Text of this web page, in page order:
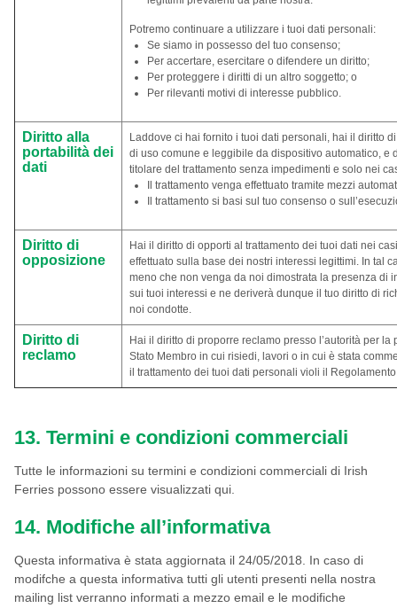
Potremo continuare a utilizzare i tuoi dati personali:
Se siamo in possesso del tuo consenso;
Per accertare, esercitare o difendere un diritto;
Per proteggere i diritti di un altro soggetto; o
Per rilevanti motivi di interesse pubblico.
Diritto alla
portabilità dei
dati
Laddove ci hai fornito i tuoi dati personali, hai il diritto
di uso comune e leggibile da dispositivo automatico, e
titolare del trattamento senza impedimenti e solo nei
Il trattamento venga effettuato tramite mezzi
Il trattamento si basi sul tuo consenso o
Diritto di
opposizione
Hai il diritto di opporti al trattamento dei tuoi dati nei
effettuato sulla base dei nostri interessi legittimi. In tal
meno che non venga da noi dimostrata la presenza di
sui tuoi interessi e ne deriverà dunque il tuo diritto di
noi condotte.
Diritto di
reclamo
Hai il diritto di proporre reclamo presso l’autorità per
Stato Membro in cui risiedi, lavori o in cui è stata
il trattamento dei tuoi dati personali violi il
13. Termini e condizioni commerciali
Tutte le informazioni su termini e condizioni commerciali di Irish
Ferries possono essere visualizzati qui.
14. Modifiche all’informativa
Questa informativa è stata aggiornata il 24/05/2018. In caso di
modifche a questa informativa tutti gli utenti presenti nella nostra
mailing list verranno informati a mezzo email e le modifiche